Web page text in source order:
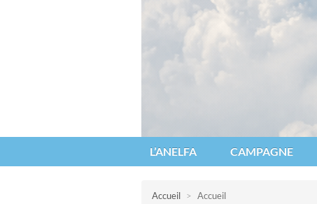
Anelfa : association nationale
L’ANELFA CAMPAGNE
Accueil > Accueil